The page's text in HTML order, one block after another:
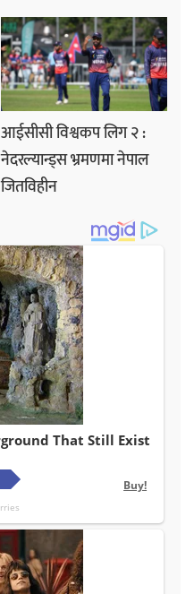
आईसीसी विश्वकप लिग २ :
नेदरल्यान्ड्स भ्रमणमा नेपाल
जितविहीन